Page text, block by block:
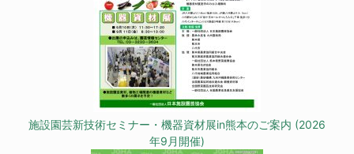
施設園芸新技術セミナー・機器資材展in熊本のご案内 (2026
年9月開催)